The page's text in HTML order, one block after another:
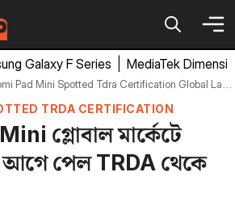
Galaxy F Series MediaTek
Mini Spotted Tdra Certification Global Launch Soon Redmi K Pad Rebranded
TRDA CERTIFICATION
গ্লোবাল মার্কেটে
পেল TRDA থেকে